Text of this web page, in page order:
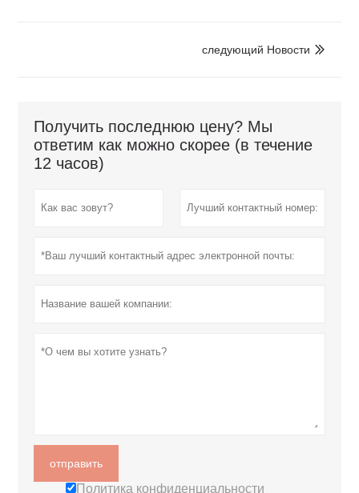

следующий Hовости
Получить последнюю цену? Мы
ответим как можно скорее (в течение
12 часов)
отправить
Политика конфиденциальности